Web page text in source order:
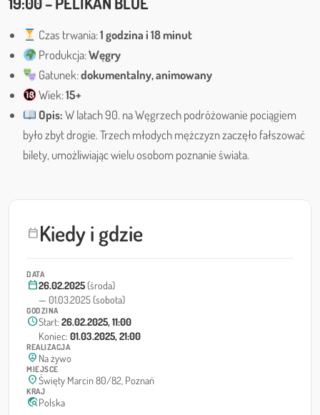
calendar_todayKiedy i gdzie
DATA
calendar_today26.02.2025 (środa)
— 01.03.2025 (sobota)
GODZINA
scheduleStart: 26.02.2025, 11:00
Koniec: 01.03.2025, 21:00
REALIZACJA
person_pin_circle Na żywo
MIEJSCE
location_onŚwięty Marcin 80/82, Poznań
KRAJ
travel_explorePolska
Czas trwania:1 godzina i 18 minut
Produkcja:Węgry
Gatunek:dokumentalny, animowany
Wiek:15+
Opis:W latach 90. na Węgrzech podróżowanie pociągiem
było zbyt drogie. Trzech młodych mężczyzn zaczęło fałszować
bilety, umożliwiając wielu osobom poznanie świata.